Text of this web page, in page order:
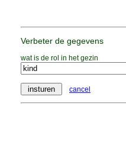
Verbeter de gegevens
wat is de rol in het gezin
cancel